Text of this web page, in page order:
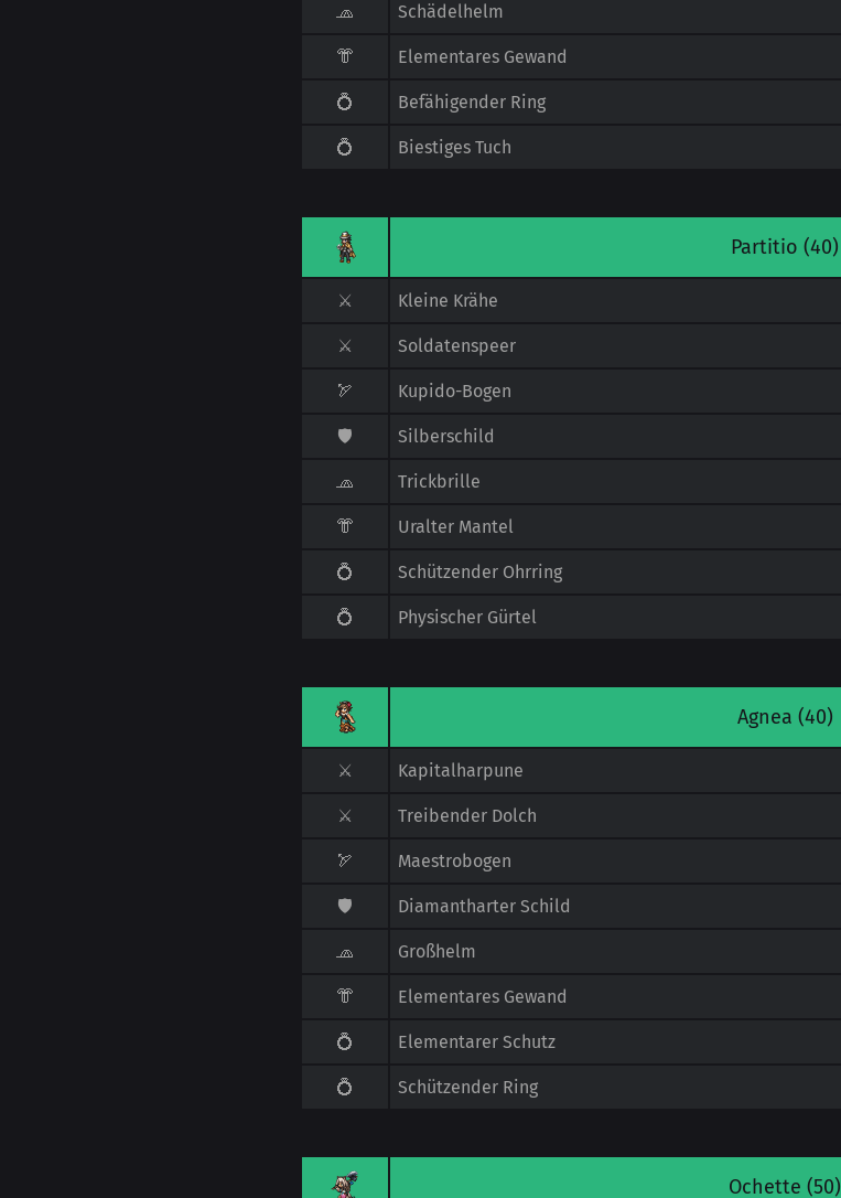
🧢 Schädelhelm
👘 Elementares Gewand
💍 Befähigender Ring
💍 Biestiges Tuch
Partitio (40)
⚔️ Kleine Krähe
⚔️ Soldatenspeer
🏹 Kupido-Bogen
🛡️ Silberschild
🧢 Trickbrille
👘 Uralter Mantel
💍 Schützender Ohrring
💍 Physischer Gürtel
Agnea (40)
⚔️ Kapitalharpune
⚔️ Treibender Dolch
🏹 Maestrobogen
🛡️ Diamantharter Schild
🧢 Großhelm
👘 Elementares Gewand
💍 Elementarer Schutz
💍 Schützender Ring
Ochette (50)